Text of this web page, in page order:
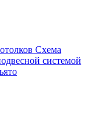
Схема
системой